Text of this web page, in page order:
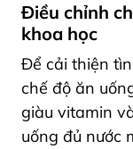
Điều chỉnh
khoa học
Để cải thiện
chế độ ăn
giàu vitamin
uống đủ nước